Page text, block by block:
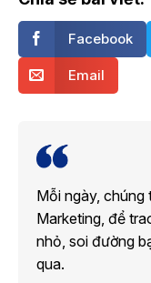
Facebook
Email
Mỗi ngày, chúng
Marketing, để
nhỏ, soi đường
qua.